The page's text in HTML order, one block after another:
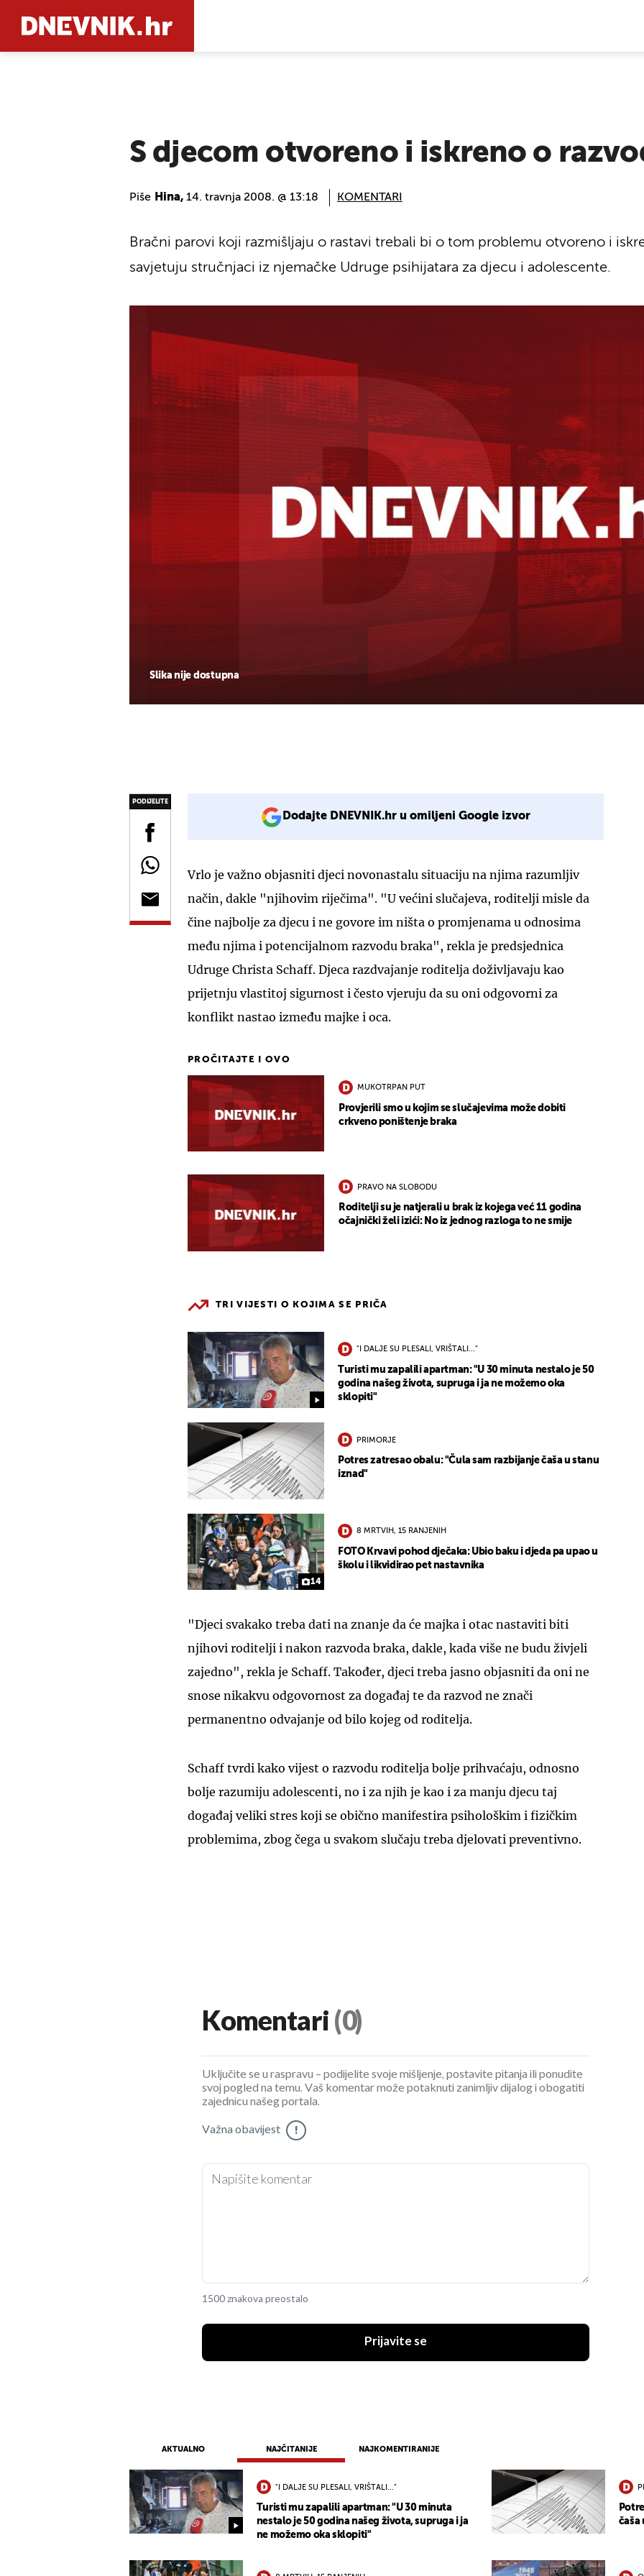
S djecom otvoreno i iskreno o
Piše Hina, 14. travnja 2008. @ 13:18 KOMENTARI
Slika nije dostupna
Bračni parovi koji razmišljaju o rastavi trebali bi o tom problemu otvoreno i
savjetuju stručnjaci iz njemačke Udruge psihijatara za djecu i adolescente.
PODIJELITE
Dodajte DNEVNIK.hr u omiljeni Google izvor
Vrlo je važno objasniti djeci novonastalu situaciju na njima razumljiv
način, dakle "njihovim riječima". "U većini slučajeva, roditelji misle da
čine najbolje za djecu i ne govore im ništa o promjenama u odnosima
među njima i potencijalnom razvodu braka", rekla je predsjednica
Udruge Christa Schaff. Djeca razdvajanje roditelja doživljavaju kao
prijetnju vlastitoj sigurnost i često vjeruju da su oni odgovorni za
konflikt nastao između majke i oca.
PROČITAJTE I OVO
MUKOTRPAN PUT
Provjerili smo u kojim se slučajevima može dobiti
crkveno poništenje braka
PRAVO NA SLOBODU
Roditelji su je natjerali u brak iz kojega već 11 godina
očajnički želi izići: No iz jednog razloga to ne smije
TRI VIJESTI O KOJIMA SE PRIČA
"I DALJE SU PLESALI, VRIŠTALI..."
Turisti mu zapalili apartman: "U 30 minuta nestalo je 50
godina našeg života, supruga i ja ne možemo oka
sklopiti"
PRIMORJE
Potres zatresao obalu: "Čula sam razbijanje čaša u stanu
iznad"
14
8 MRTVIH, 15 RANJENIH
FOTO Krvavi pohod dječaka: Ubio baku i djeda pa upao u
školu i likvidirao pet nastavnika
"Djeci svakako treba dati na znanje da će majka i otac nastaviti biti
njihovi roditelji i nakon razvoda braka, dakle, kada više ne budu živjeli
zajedno", rekla je Schaff. Također, djeci treba jasno objasniti da oni ne
snose nikakvu odgovornost za događaj te da razvod ne znači
permanentno odvajanje od bilo kojeg od roditelja.
Schaff tvrdi kako vijest o razvodu roditelja bolje prihvaćaju, odnosno
bolje razumiju adolescenti, no i za njih je kao i za manju djecu taj
događaj veliki stres koji se obično manifestira psihološkim i fizičkim
problemima, zbog čega u svakom slučaju treba djelovati preventivno.
Komentari (0)
Uključite se u raspravu – podijelite svoje mišljenje, postavite pitanja ili ponudite
svoj pogled na temu. Vaš komentar može potaknuti zanimljiv dijalog i obogatiti
zajednicu našeg portala.
Važna obavijest !
1500 znakova preostalo
Prijavite se
AKTUALNO NAJČITANIJE NAJKOMENTIRANIJE
"I DALJE SU PLESALI, VRIŠTALI..."
Turisti mu zapalili apartman: "U 30 minuta
nestalo je 50 godina našeg života, supruga i ja
ne možemo oka sklopiti"
čaša
UKLJUČITE NOTIFIKACIJE